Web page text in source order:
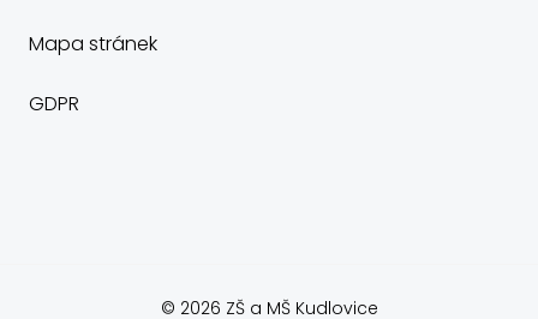
Mapa stránek
GDPR
© 2026 ZŠ a MŠ Kudlovice